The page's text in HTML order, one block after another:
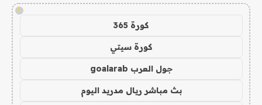
!
كورة 365
كورة سيتي
جول العرب goalarab
بث مباشر ريال مدريد اليوم